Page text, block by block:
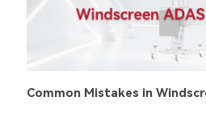
Common Mistakes in